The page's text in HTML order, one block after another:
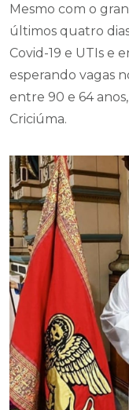
Mesmo com o
últimos quatro
Covid-19 e UTIs e
esperando vagas
entre 90 e 64
Criciúma.